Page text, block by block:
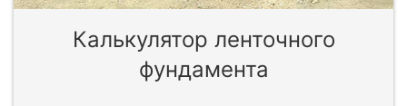
Калькулятор ленточного
фундамента